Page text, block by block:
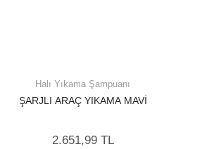
Halı Yıkama Şampuanı
ŞARJLI ARAÇ YIKAMA MAVİ
2.651,99 TL